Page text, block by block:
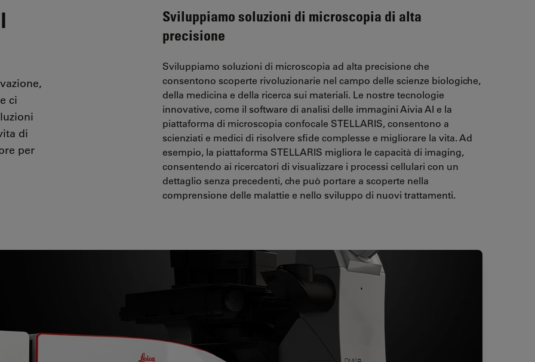
ci
di
per
Sviluppiamo soluzioni di microscopia di alta
precisione
Sviluppiamo soluzioni di microscopia ad alta precisione che
consentono scoperte rivoluzionarie nel campo delle scienze biologiche,
della medicina e della ricerca sui materiali. Le nostre tecnologie
innovative, come il software di analisi delle immagini Aivia AI e la
piattaforma di microscopia confocale STELLARIS, consentono a
scienziati e medici di risolvere sfide complesse e migliorare la vita. Ad
esempio, la piattaforma STELLARIS migliora le capacità di imaging,
consentendo ai ricercatori di visualizzare i processi cellulari con un
dettaglio senza precedenti, che può portare a scoperte nella
comprensione delle malattie e nello sviluppo di nuovi trattamenti.